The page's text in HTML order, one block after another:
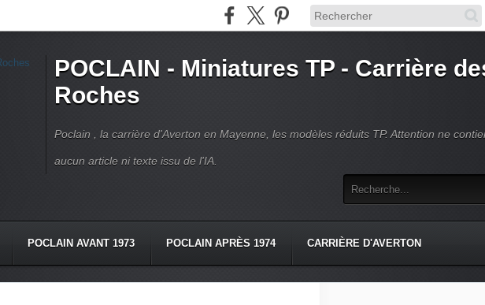
POCLAIN - Miniatures TP - Carrière
Roches
Poclain , la carrière d'Averton en Mayenne, les modèles réduits TP. Attention ne
aucun article ni texte issu de l'IA.
POCLAIN AVANT 1973 POCLAIN APRÈS 1974 CARRIÈRE D'AVERTON